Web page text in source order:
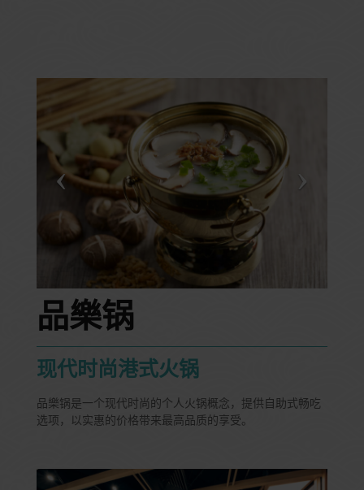
品樂锅
现代时尚港式火锅
品樂锅是一个现代时尚的个人火锅概念，提供自助式畅吃
选项，以实惠的价格带来最高品质的享受。